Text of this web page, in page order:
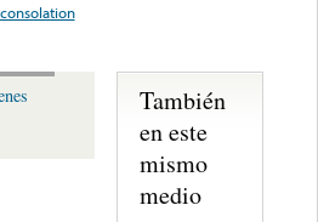
consolation
También
en este
mismo
medio